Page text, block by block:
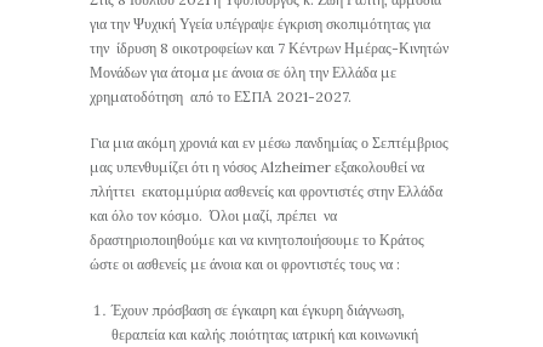
για την Ψυχική Υγεία υπέγραψε έγκριση σκοπιμότητας για
την ίδρυση 8 οικοτροφείων και 7 Κέντρων Ημέρας-Κινητών
Μονάδων για άτομα με άνοια σε όλη την Ελλάδα με
χρηματοδότηση από το ΕΣΠΑ 2021-2027.
Για μια ακόμη χρονιά και εν μέσω πανδημίας ο Σεπτέμβριος
μας υπενθυμίζει ότι η νόσος Alzheimer εξακολουθεί να
πλήττει εκατομμύρια ασθενείς και φροντιστές στην Ελλάδα
και όλο τον κόσμο. Όλοι μαζί, πρέπει να
δραστηριοποιηθούμε και να κινητοποιήσουμε το Κράτος
ώστε οι ασθενείς με άνοια και οι φροντιστές τους να :
Έχουν πρόσβαση σε έγκαιρη και έγκυρη διάγνωση,
θεραπεία και καλής ποιότητας ιατρική και κοινωνική